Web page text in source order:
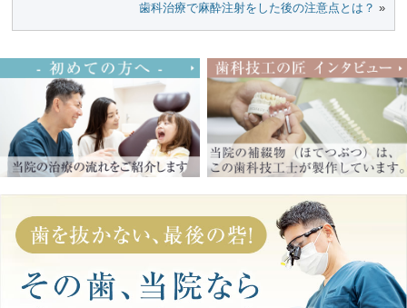
歯科治療で麻酔注射をした後の注意点とは？ »